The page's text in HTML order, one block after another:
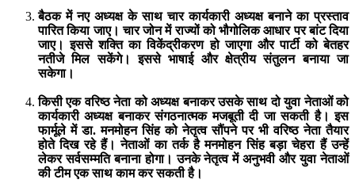
बैठक में नए अध्यक्ष के साथ चार कार्यकारी अध्यक्ष बनाने का प्रस्ताव
पारित किया जाए। चार जोन में राज्यों को भौगोलिक आधार पर बांट दिया
जाए। इससे शक्ति का विकेंद्रीकरण हो जाएगा और पार्टी को बेतहर
नतीजे मिल सकेंगे। इससे भाषाई और क्षेत्रीय संतुलन बनाया जा
सकेगा।
किसी एक वरिष्ठ नेता को अध्यक्ष बनाकर उसके साथ दो युवा नेताओं को
कार्यकारी अध्यक्ष बनाकर संगठनात्मक मजबूती दी जा सकती है। इस
फार्मूले में डा. मनमोहन सिंह को नेतृत्व सौंपने पर भी वरिष्ठ नेता तैयार
होते दिख रहे हैं। नेताओं का तर्क है मनमोहन सिंह बड़ा चेहरा हैं उन्हें
लेकर सर्वसम्मति बनाना होगा। उनके नेतृत्व में अनुभवी और युवा नेताओं
की टीम एक साथ काम कर सकती है।